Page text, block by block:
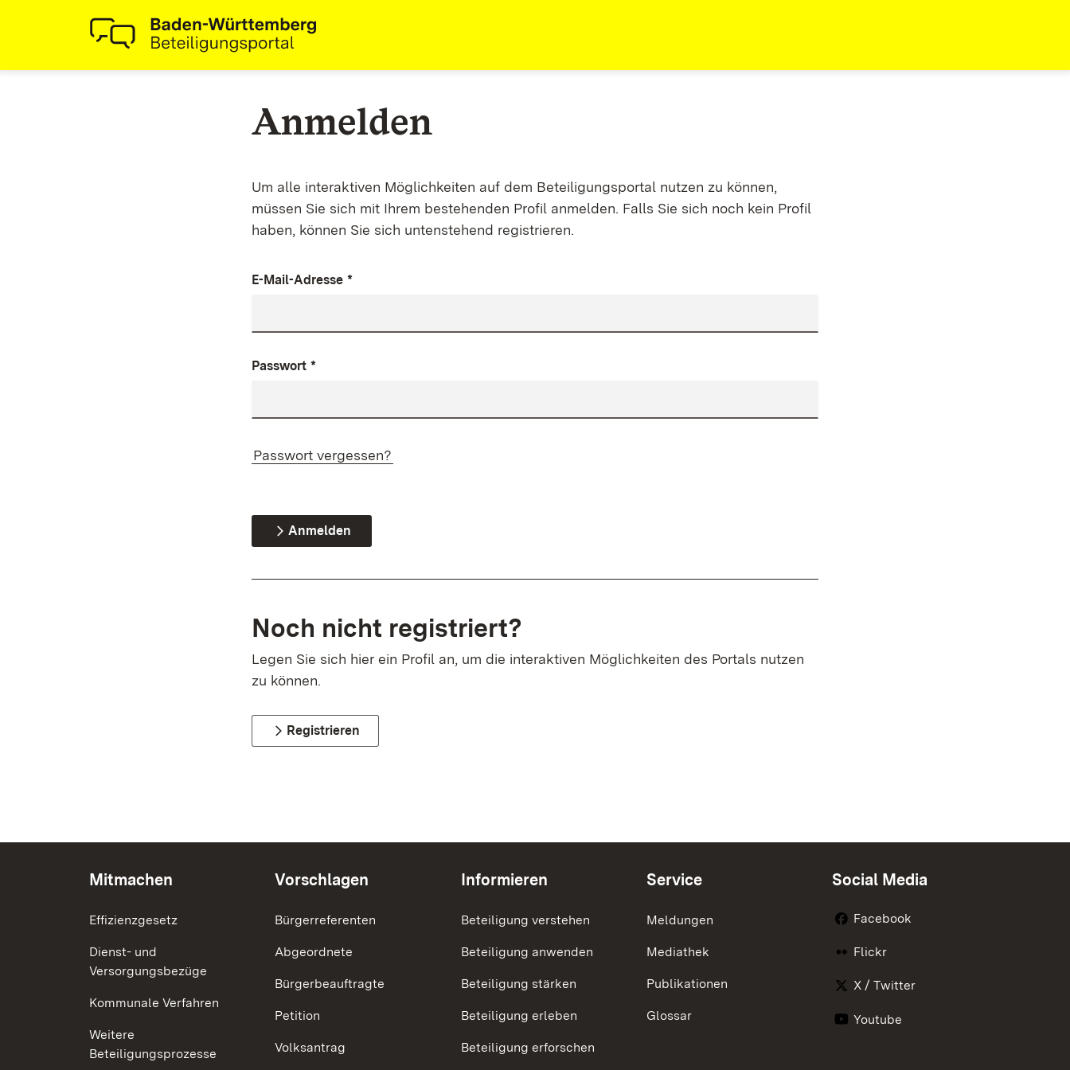
Anmelden
Um alle interaktiven Möglichkeiten auf dem Beteiligungsportal nutzen zu können,
müssen Sie sich mit Ihrem bestehenden Profil anmelden. Falls Sie sich noch kein Profil
haben, können Sie sich untenstehend registrieren.
E-Mail-Adresse *
Passwort *
Passwort vergessen?
Anmelden
Noch nicht registriert?
Legen Sie sich hier ein Profil an, um die interaktiven Möglichkeiten des Portals nutzen
zu können.
Registrieren
Mitmachen
Effizienzgesetz
Dienst- und
Versorgungsbezüge
Kommunale Verfahren
Weitere
Beteiligungsprozesse
Vorschlagen
Bürgerreferenten
Abgeordnete
Bürgerbeauftragte
Petition
Volksantrag
Informieren
Beteiligung verstehen
Beteiligung anwenden
Beteiligung stärken
Beteiligung erleben
Beteiligung erforschen
Service
Meldungen
Mediathek
Publikationen
Glossar
Social Media
Facebook
Flickr
X / Twitter
Youtube